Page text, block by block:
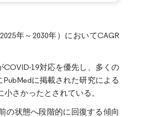
年～2030年）においてCAGR
19対応を優先し、多くの
に掲載された研究による
さかったとされている。
の状態へ段階的に回復する傾向